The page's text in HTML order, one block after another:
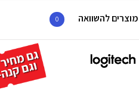
מוצרים להשוואה 0